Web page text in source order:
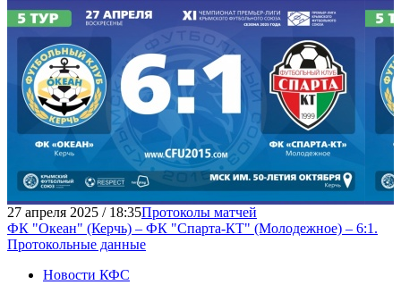
27 апреля 2025 / 18:35Протоколы матчей
ФК "Океан" (Керчь) – ФК "Спарта-КТ" (Молодежное) – 6:1.
Протокольные данные
Новости КФС